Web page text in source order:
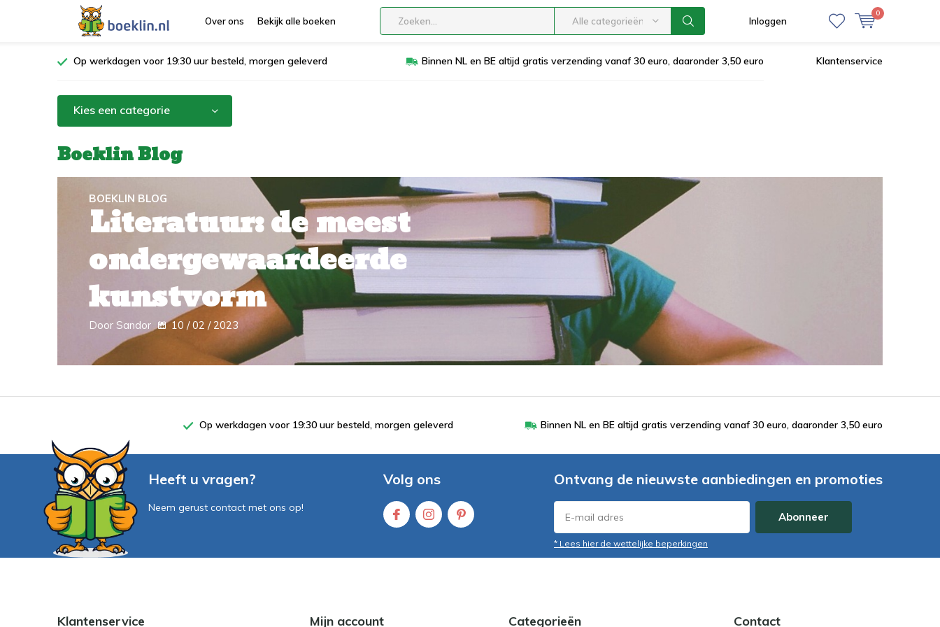
Over ons Bekijk alle boeken Alle categorieën Inloggen
0
Op werkdagen voor 19:30 uur besteld, morgen geleverd Binnen NL en BE altijd gratis verzending vanaf 30 euro, daaronder 3,50 euro Klantenservice
Kies een categorie
Boeklin Blog
BOEKLIN BLOG
Literatuur: de meest
ondergewaardeerde
kunstvorm
Door Sandor 10 / 02 / 2023
Op werkdagen voor 19:30 uur besteld, morgen geleverd Binnen NL en BE altijd gratis verzending vanaf 30 euro, daaronder 3,50 euro
Heeft u vragen?
Neem gerust contact met ons op!
Volg ons Ontvang de nieuwste aanbiedingen en promoties
Abonneer
* Lees hier de wettelijke beperkingen
Klantenservice Mijn account Categorieën Contact